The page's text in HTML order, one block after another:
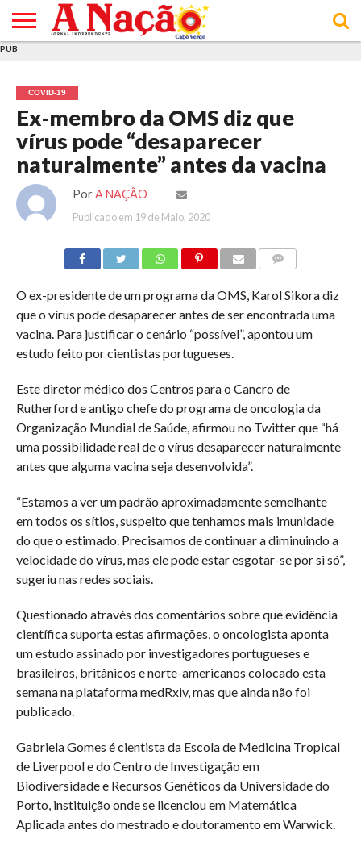
E DE
COOKIES
DE
UTILIZAÇÃO
PUB
COVID-19
Ex-membro da OMS diz que
vírus pode “desaparecer
naturalmente” antes da vacina
Por A NAÇÃO
Publicado em 19 de Maio, 2020
O ex-presidente de um programa da OMS, Karol Sikora diz
que o vírus pode desaparecer antes de ser encontrada uma
vacina. Para justificar o cenário “possível”, apontou um
estudo feito por cientistas portugueses.
Este diretor médico dos Centros para o Cancro de
Rutherford e antigo chefe do programa de oncologia da
Organização Mundial de Saúde, afirmou no Twitter que “há
uma possibilidade real de o vírus desaparecer naturalmente
antes que alguma vacina seja desenvolvida”.
“Estamos a ver um padrão aproximadamente semelhante
em todos os sítios, suspeito que tenhamos mais imunidade
do que o estimado. Precisamos de continuar a diminuindo a
velocidade do vírus, mas ele pode estar esgotar-se por si só”,
sugeriu nas redes sociais.
Questionado através dos comentários sobre que evidência
científica suporta estas afirmações, o oncologista aponta
um estudo assinado por investigadores portugueses e
brasileiros, britânicos e norte-americanos colocado esta
semana na plataforma medRxiv, mas que ainda não foi
publicado.
Gabriela Gomes é cientista da Escola de Medicina Tropical
de Liverpool e do Centro de Investigação em
Biodiversidade e Recursos Genéticos da Universidade do
Porto, instituição onde se licenciou em Matemática
Aplicada antes do mestrado e doutoramento em Warwick.